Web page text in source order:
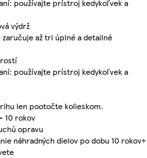
používajte prístroj kedykoľvek a
výdrž
až tri úplné a detailné
používajte prístroj kedykoľvek a
len pootočte kolieskom.
10 rokov
opravu
náhradných dielov po dobu 10 rokov+